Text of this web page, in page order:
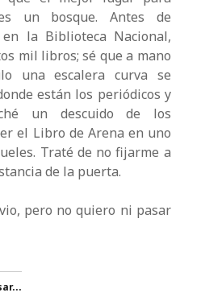
un bosque. Antes de
la Biblioteca Nacional,
mil libros; sé que a mano
una escalera curva se
están los periódicos y
un descuido de los
el Libro de Arena en uno
Traté de no fijarme a
de la puerta.
pero no quiero ni pasar